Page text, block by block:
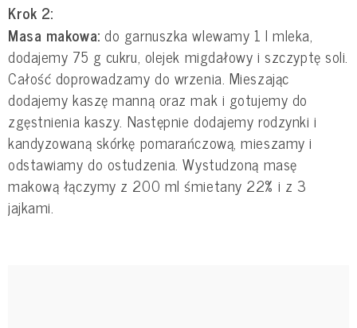
Krok 2:
Masa makowa: do garnuszka wlewamy 1 l mleka,
dodajemy 75 g cukru, olejek migdałowy i szczyptę soli.
Całość doprowadzamy do wrzenia. Mieszając
dodajemy kaszę manną oraz mak i gotujemy do
zgęstnienia kaszy. Następnie dodajemy rodzynki i
kandyzowaną skórkę pomarańczową, mieszamy i
odstawiamy do ostudzenia. Wystudzoną masę
makową łączymy z 200 ml śmietany 22% i z 3
jajkami.